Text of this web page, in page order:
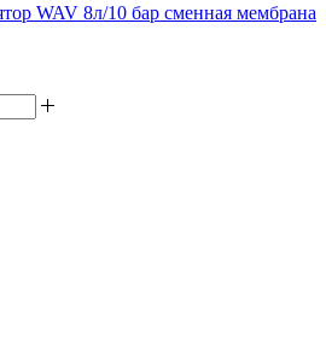
WAV 8л/10 бар сменная мембрана